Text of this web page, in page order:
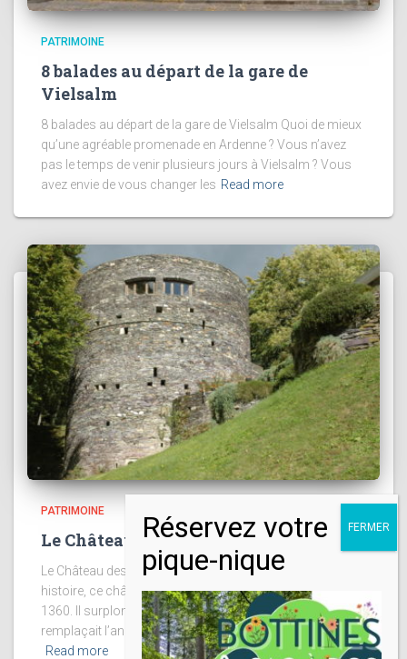
PATRIMOINE
8 balades au départ de la gare de
Vielsalm
8 balades au départ de la gare de Vielsalm Quoi de mieux
qu’une agréable promenade en Ardenne ? Vous n’avez
pas le temps de venir plusieurs jours à Vielsalm ? Vous
avez envie de vous changer les Read more
PATRIMOINE
Le Château des Comtes de Salm
Le Château des Comtes de Salm Monument riche en
histoire, ce château médiéval a été construit entre 1305 et
1360. Il surplombait la vallée de Salmchâteau et
remplaçait l’ancien château construit en face de l’église
Read more